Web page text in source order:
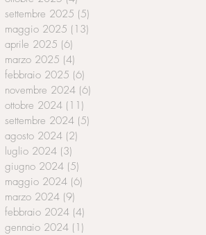
settembre 2025 (5)
maggio 2025 (13)
aprile 2025 (6)
marzo 2025 (4)
febbraio 2025 (6)
novembre 2024 (6)
ottobre 2024 (11)
settembre 2024 (5)
agosto 2024 (2)
luglio 2024 (3)
giugno 2024 (5)
maggio 2024 (6)
marzo 2024 (9)
febbraio 2024 (4)
gennaio 2024 (1)